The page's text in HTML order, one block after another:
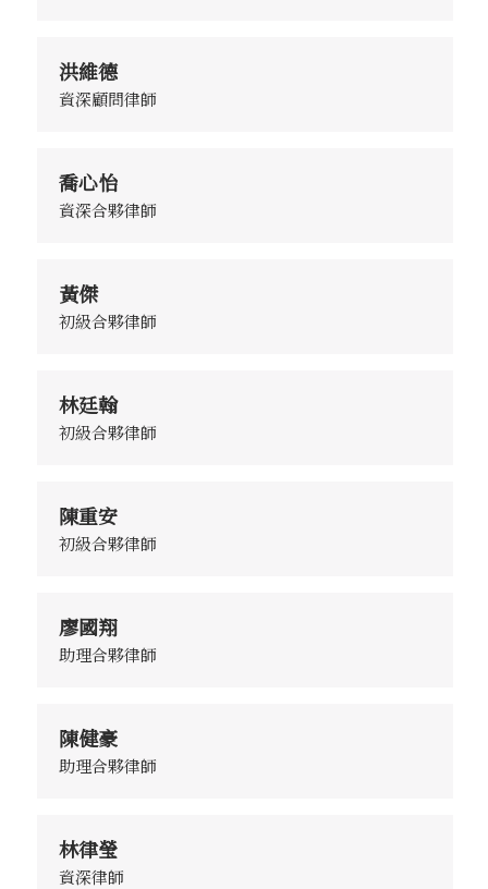
洪維德
資深顧問律師
喬心怡
資深合夥律師
黃傑
初級合夥律師
林廷翰
初級合夥律師
陳重安
初級合夥律師
廖國翔
助理合夥律師
陳健豪
助理合夥律師
林律瑩
資深律師